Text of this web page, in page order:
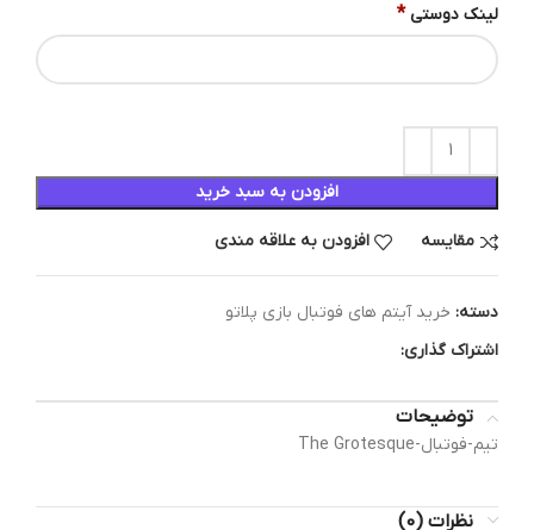
لینک دوستی *
افزودن به سبد خرید
مقایسه افزودن به علاقه مندی
دسته: خرید آیتم های فوتبال بازی پلاتو
اشتراک گذاری:
توضیحات
تیم-فوتبال-The Grotesque
نظرات (0)